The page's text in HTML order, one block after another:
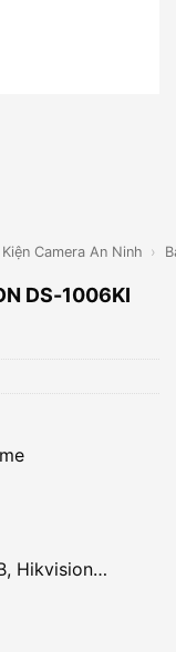
Camera An Ninh ›
DS-1006KI
Hikvision…